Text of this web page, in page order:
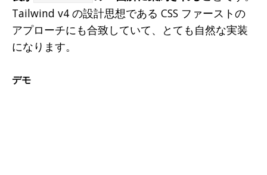
Tailwind v4 の設計思想である CSS ファーストの
アプローチにも合致していて、とても自然な実装
になります。
デモ